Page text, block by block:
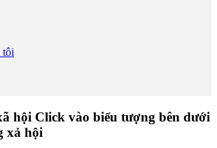
tôi
hội Click vào biểu tượng bên dưới
xả hội